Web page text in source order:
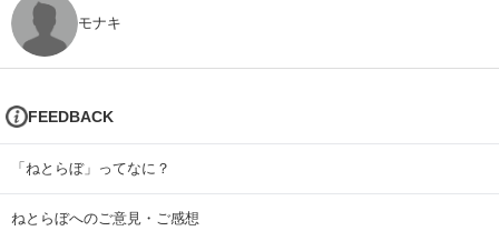
モナキ
FEEDBACK
「ねとらぼ」ってなに？
ねとらぼへのご意見・ご感想